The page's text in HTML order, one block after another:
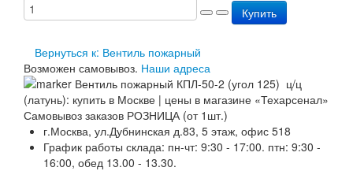
Оплата
О нас
Статьи
Публичная оферта
Сертификаты
Вопрос-Ответ
Контакты
Купить
Вернуться к: Вентиль пожарный
Возможен самовывоз. Наши адреса
Самовывоз заказов РОЗНИЦА (от 1шт.)
г.Москва, ул.Дубнинская д.83, 5 этаж, офис 518
График работы склада: пн-чт: 9:30 - 17:00. птн: 9:30 -
16:00, обед 13.00 - 13.30.